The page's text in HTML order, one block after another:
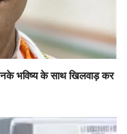
भविष्य के साथ खिलवाड़ कर